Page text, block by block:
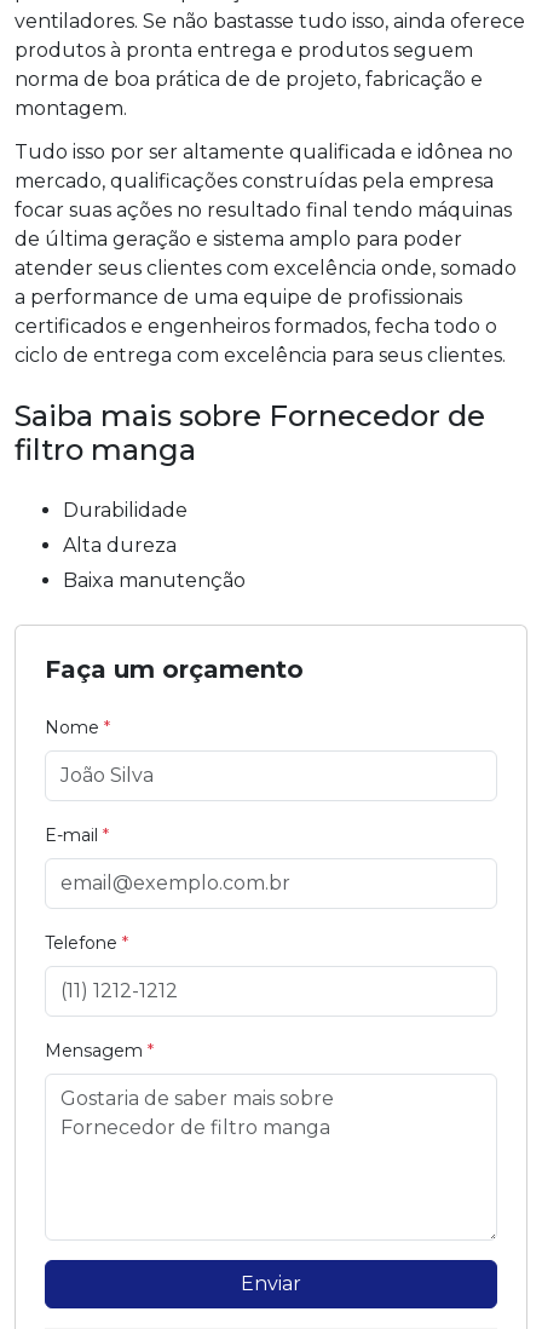
ventiladores. Se não bastasse tudo isso, ainda oferece
produtos à pronta entrega e produtos seguem
norma de boa prática de de projeto, fabricação e
montagem.
Tudo isso por ser altamente qualificada e idônea no
mercado, qualificações construídas pela empresa
focar suas ações no resultado final tendo máquinas
de última geração e sistema amplo para poder
atender seus clientes com excelência onde, somado
a performance de uma equipe de profissionais
certificados e engenheiros formados, fecha todo o
ciclo de entrega com excelência para seus clientes.
Saiba mais sobre Fornecedor de
filtro manga
durabilidade
alta dureza
baixa manutenção
Faça um orçamento
Nome *
E-mail *
Telefone *
Mensagem *
Enviar